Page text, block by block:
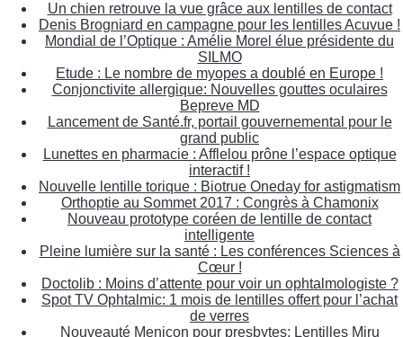
Un chien retrouve la vue grâce aux lentilles de contact
Denis Brogniard en campagne pour les lentilles Acuvue !
Mondial de l’Optique : Amélie Morel élue présidente du
SILMO
Etude : Le nombre de myopes a doublé en Europe !
Conjonctivite allergique: Nouvelles gouttes oculaires
Bepreve MD
Lancement de Santé.fr, portail gouvernemental pour le
grand public
Lunettes en pharmacie : Afflelou prône l’espace optique
interactif !
Nouvelle lentille torique : Biotrue Oneday for astigmatism
Orthoptie au Sommet 2017 : Congrès à Chamonix
Nouveau prototype coréen de lentille de contact
intelligente
Pleine lumière sur la santé : Les conférences Sciences à
Cœur !
Doctolib : Moins d’attente pour voir un ophtalmologiste ?
Spot TV Ophtalmic: 1 mois de lentilles offert pour l’achat
de verres
Nouveauté Menicon pour presbytes: Lentilles Miru